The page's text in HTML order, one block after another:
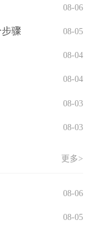
08-06
骤 08-05
08-04
08-04
08-03
08-03
更多>
08-06
08-05